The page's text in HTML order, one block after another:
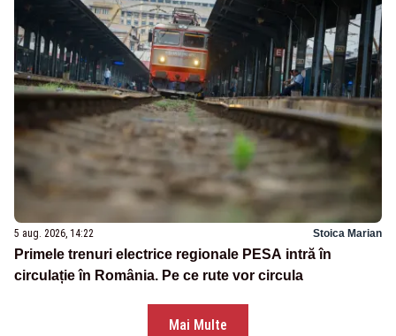
5 aug. 2026, 14:22 Stoica Marian
Primele trenuri electrice regionale PESA intră în
circulație în România. Pe ce rute vor circula
Mai Multe